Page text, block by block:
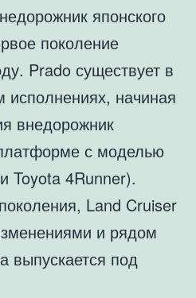
японского
поколение
Prado существует в
исполнениях, начиная
внедорожник
с моделью
Toyota 4Runner).
Land Cruiser
и рядом
выпускается под